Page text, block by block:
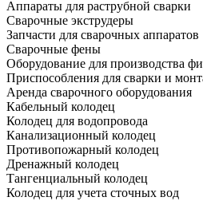
Аппараты для раструбной сварки
Сварочные экструдеры
Запчасти для сварочных аппаратов
Сварочные фены
Оборудование для производства
Приспособления для сварки и
Аренда сварочного оборудования
Кабельный колодец
Колодец для водопровода
Канализационный колодец
Противопожарный колодец
Дренажный колодец
Тангенциальный колодец
Колодец для учета сточных вод